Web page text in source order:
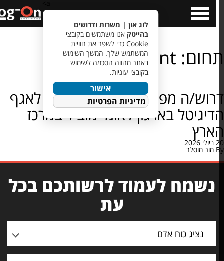
Open
Menu
SharePoint
דרוש/ה מפתח/ת SharePoint לאגף
בארגון לאומי מוביל במרכז
מור מוסלר
נשמח לעמוד לרשותכם בכל
עת
נציג כוח אדם
לוג און | משרות ודרושים
בהייטקאנו משתמשים בקובצי
Cookie כדי לשפר את חוויית
המשתמש שלך. המשך השימוש
באתר מהווה הסכמה לשימוש
בקובצי עוגיות.
אישור
מדיניות הפרטיות